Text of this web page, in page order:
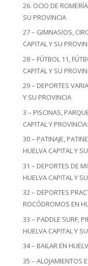
26. OCIO DE
SU PROVINCIA
27 – GIMNASIOS,
CAPITAL Y SU
28 – FÚTBOL 11,
CAPITAL Y SU
29 – DEPORTES
Y SU PROVINCIA
3 – PISCINAS,
CAPITAL Y
30 – PATINAJE,
HUELVA CAPITAL Y
31 – DEPORTES DE
HUELVA CAPITAL Y
32 – DEPORTES
ROCÓDROMOS EN
33 – PADDLE SURF,
HUELVA CAPITAL Y
34 – BAILAR EN
35 – ALOJAMIENTOS